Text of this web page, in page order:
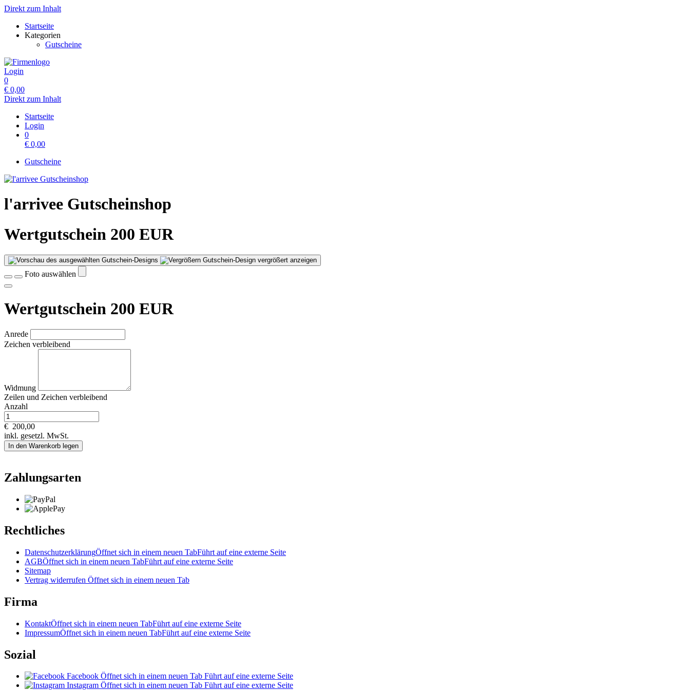
Direkt zum Inhalt
Startseite
Kategorien
Gutscheine
Login
0
€ 0,00
Direkt zum Inhalt
Startseite
Login
0
€ 0,00
Gutscheine
l'arrivee Gutscheinshop
Wertgutschein 200 EUR
Gutschein-Design vergrößert anzeigen
Foto auswählen
Wertgutschein 200 EUR
Anrede
Zeichen verbleibend
Widmung
Zeilen und Zeichen verbleibend
Anzahl
€ 200,00
inkl. gesetzl. MwSt.
In den Warenkorb legen
Zahlungsarten
Rechtliches
DatenschutzerklärungÖffnet sich in einem neuen TabFührt auf eine externe Seite
AGBÖffnet sich in einem neuen TabFührt auf eine externe Seite
Sitemap
Vertrag widerrufen Öffnet sich in einem neuen Tab
Firma
KontaktÖffnet sich in einem neuen TabFührt auf eine externe Seite
ImpressumÖffnet sich in einem neuen TabFührt auf eine externe Seite
Sozial
Facebook Öffnet sich in einem neuen Tab Führt auf eine externe Seite
Instagram Öffnet sich in einem neuen Tab Führt auf eine externe Seite